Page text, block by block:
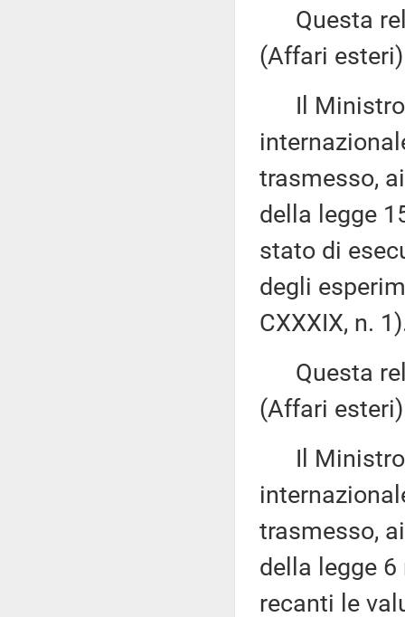
Questa
(Affari
Il Ministro
trasmesso,
della legge
stato di
degli
CXXXIX, n.
Questa
(Affari
Il Ministro
trasmesso,
della legge 6
recanti le